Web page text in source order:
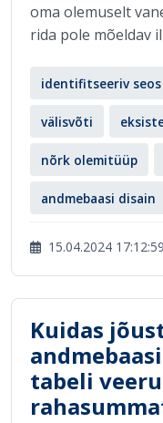
oma olemuselt
rida pole mõeldav
identifitseeriv seos
välisvõti
nõrk olemitüüp
andmebaasi disain
15.04.2024 17:12:59
Kuidas
tabeli